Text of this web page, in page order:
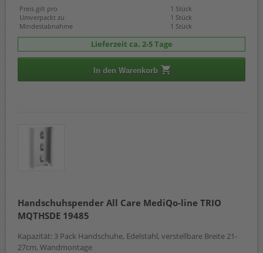
Preis gilt pro
1 Stück
Umverpackt zu
1 Stück
Mindestabnahme
1 Stück
Lieferzeit ca. 2-5 Tage
In den Warenkorb
Handschuhspender All Care MediQo-line TRIO
MQTHSDE 19485
Kapazität: 3 Pack Handschuhe, Edelstahl, verstellbare Breite 21-
27cm, Wandmontage